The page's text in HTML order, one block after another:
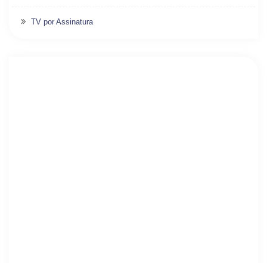
TV por Assinatura